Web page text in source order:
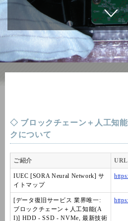
◇ ブロックチェーン＋人工知
クについて
ご紹介 URL
IUEC [SORA Neural Network] サ
イトマップ
[データ復旧サービス 業界唯一:
ブロックチェーン＋人工知能(A
I)] HDD - SSD - NVMe, 最新技術